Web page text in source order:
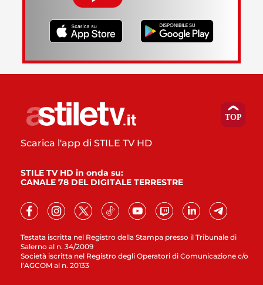
Testata iscritta nel Registro della Stampa presso il Tribunale di
Salerno al n. 34/2009
Società iscritta nel Registro degli Operatori di Comunicazione c/o
l’AGCOM al n. 20133
Scarica l'app di STILE TV HD
STILE TV HD in onda su:
CANALE 78 DEL DIGITALE TERRESTRE